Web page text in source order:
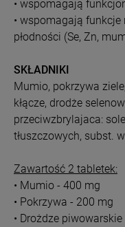
• wspomagają
• wspomagają
płodności (Se, Zn,
SKŁADNIKI
Mumio, pokrzywa
kłącze, drodże
przeciwzbrylajaca:
tłuszczowych, subst.
Zawartość 2 tabletek:
• Mumio - 400 mg
• Pokrzywa - 200 mg
• Drożdze